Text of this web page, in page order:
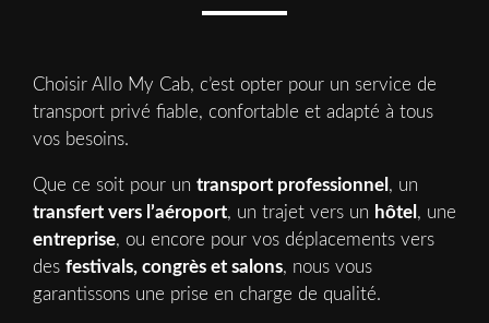
Choisir Allo My Cab, c’est opter pour un service de
transport privé fiable, confortable et adapté à tous
vos besoins.
Que ce soit pour un transport professionnel , un
transfert vers l’aéroport, un trajet vers un hôtel , une
entreprise, ou encore pour vos déplacements vers
des festivals, congrès et salons, nous vous
garantissons une prise en charge de qualité.